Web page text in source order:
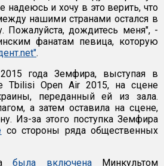
надеюсь и хочу в это верить, что
нашими странами остался в
Пожалуйста, дождитесь меня", -
фанатам певица, которую
.
года Земфира, выступая в
Tbilisi Open Air 2015, на сцене
переданный ей из зала.
а затем оставила на сцене,
Из-за этого поступка Земфира
со стороны ряда общественных
была включенаМинкультом